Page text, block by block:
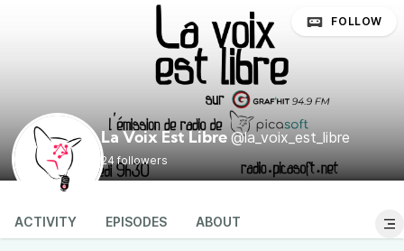
La Voix Est Libre @la_voix_est_libre
24 followers
FOLLOW
ACTIVITY EPISODES ABOUT